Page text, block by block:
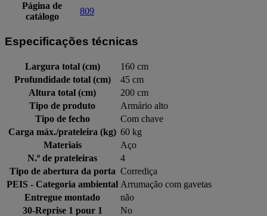
Página de
catálogo
809
Especificações técnicas
Largura total (cm)
160 cm
Profundidade total (cm)
45 cm
Altura total (cm)
200 cm
Tipo de produto
Armário alto
Tipo de fecho
Com chave
Carga máx./prateleira (kg) 60 kg
Materiais
Aço
N.º de prateleiras
4
Tipo de abertura da porta Corrediça
PEIS - Categoria ambiental Arrumação com gavetas
Entregue montado
não
30-Reprise 1 pour 1
No